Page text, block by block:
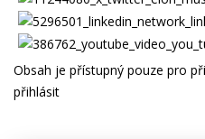
Obsah je přístupný pouze pro
přihlásit